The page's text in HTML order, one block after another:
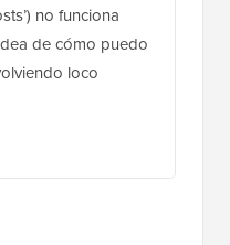
no funciona
de cómo puedo
loco